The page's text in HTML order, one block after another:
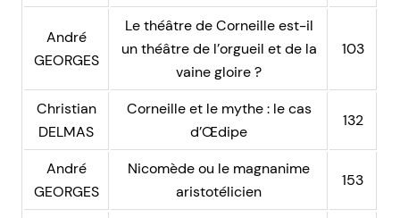
André
GEORGES
Le théâtre de Corneille est-il
un théâtre de l’orgueil et de la
vaine gloire ?
103
Christian
DELMAS
Corneille et le mythe : le cas
d’Œdipe
132
André
GEORGES
Nicomède ou le magnanime
aristotélicien
153